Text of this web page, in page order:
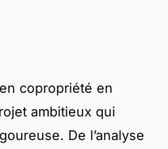
copropriété en
ambitieux qui
De l’analyse